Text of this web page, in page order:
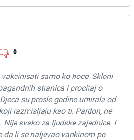
0
vakcinisati samo ko hoce. Skloni
stranica i procitaj o
su prosle godine umirala od
razmisljaju kao ti. Pardon, ne
svako za ljudske zajednice. I
da li se naljevao varikinom po